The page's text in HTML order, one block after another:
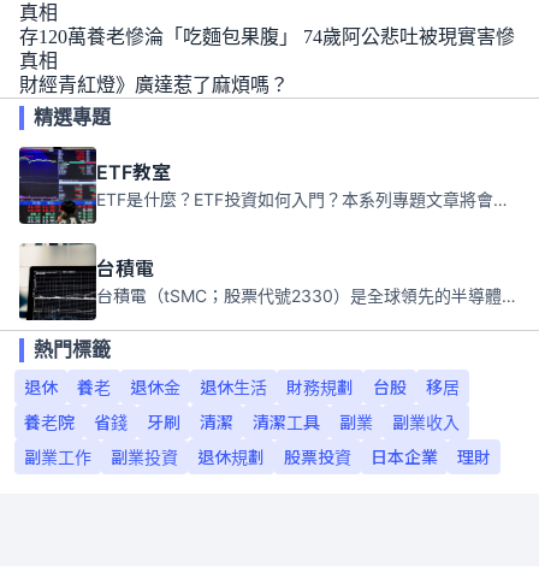
真相
存120萬養老慘淪「吃麵包果腹」 74歲阿公悲吐被現實害慘
真相
財經青紅燈》廣達惹了麻煩嗎？
精選專題
ETF教室
ETF是什麼？ETF投資如何入門？本系列專題文章將會告訴你新手必須知道的ETF基礎知識。
台積電
台積電（tSMC；股票代號2330）是全球領先的半導體代工公司，成立於1987年，總部位於台灣新竹。且已於美國、日本、德國及中國設廠，台積電是全球首家專業積體電路製造服務公司，也是全球最先進和最大規模的半導體代工廠。
熱門標籤
退休
養老 退休金 退休生活 財務規劃 台股
移居
養老院
省錢 牙刷 清潔 清潔工具 副業
副業收入
副業工作
副業投資 退休規劃 股票投資 日本企業 理財